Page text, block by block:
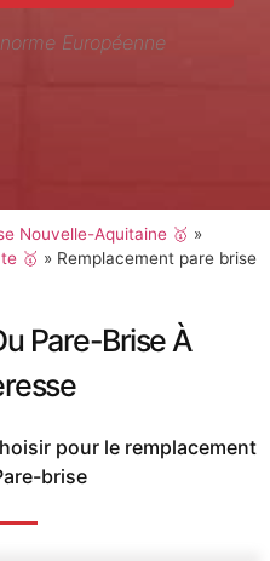
Européenne
Nouvelle-Aquitaine 🥇 »
🥇 » Remplacement pare brise
Pare-Brise À
pour le remplacement
brise